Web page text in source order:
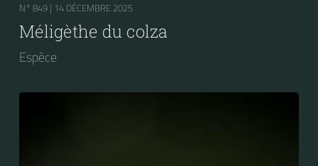
N° 849 | 14 DÉCEMBRE 2025
Méligèthe du colza
Espèce